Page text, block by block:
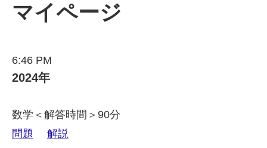
マイページ
6:46 PM
2024年
数学＜解答時間＞90分
問題
解説